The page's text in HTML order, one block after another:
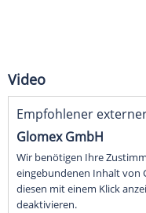
Video
Empfohlener
Glomex GmbH
Wir benötigen Ihre
eingebundenen Inhalt von
diesen mit einem Klick
deaktivieren.